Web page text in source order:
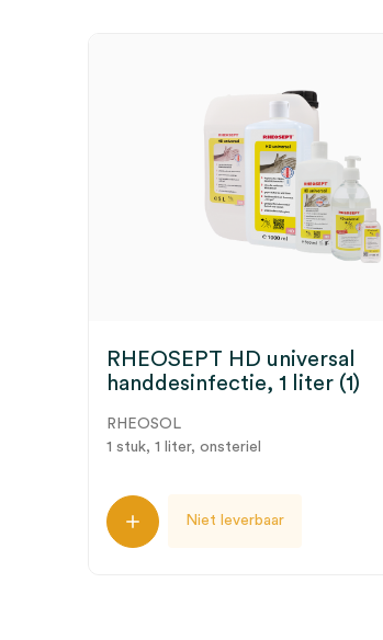
RHEOSEPT HD universal
handdesinfectie, 1 liter (1)
RHEOSOL
1 stuk, 1 liter, onsteriel
Niet leverbaar